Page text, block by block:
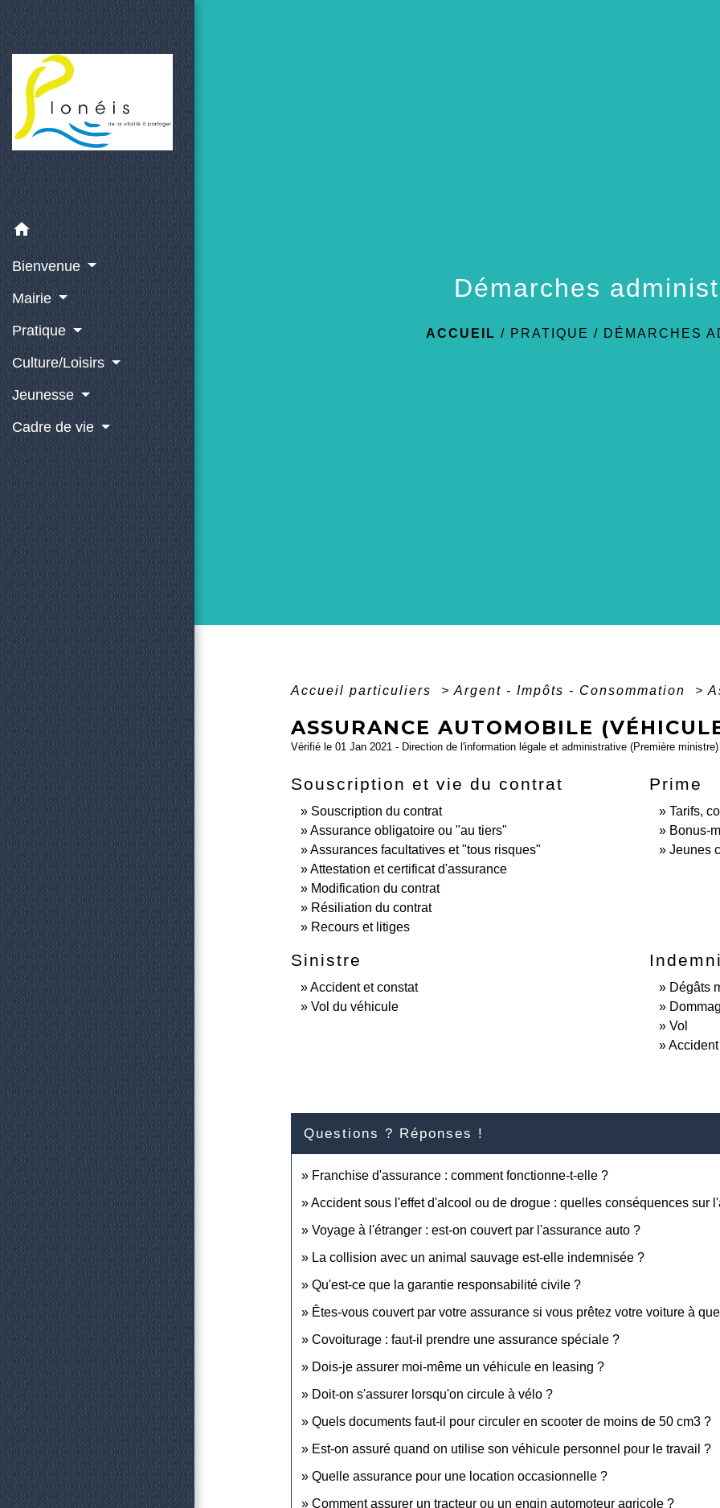
home
Bienvenue
Mairie
Pratique
Culture/Loisirs
Jeunesse
Cadre de vie
Démarches
ACCUEIL / PRATIQUE / DÉMARCHES
Accueil particuliers > Argent - Impôts - Consommation >
ASSURANCE AUTOMOBILE
Vérifié le 01 Jan 2021 - Direction de l'information légale et administrative (Première ministre)
Souscription et vie du contrat
Souscription du contrat
Assurance obligatoire ou "au tiers"
Assurances facultatives et "tous risques"
Attestation et certificat d'assurance
Modification du contrat
Résiliation du contrat
Recours et litiges
Prime
Tarifs,
Bonus-
Jeunes
Sinistre
Accident et constat
Vol du véhicule
Dégâts
Vol
Questions ? Réponses !
Franchise d'assurance : comment fonctionne-t-elle ?
Accident sous l'effet d'alcool ou de drogue : quelles conséquences sur
Voyage à l'étranger : est-on couvert par l'assurance auto ?
La collision avec un animal sauvage est-elle indemnisée ?
Qu'est-ce que la garantie responsabilité civile ?
Êtes-vous couvert par votre assurance si vous prêtez votre voiture à
Covoiturage : faut-il prendre une assurance spéciale ?
Dois-je assurer moi-même un véhicule en leasing ?
Doit-on s'assurer lorsqu'on circule à vélo ?
Quels documents faut-il pour circuler en scooter de moins de 50 cm3 ?
Est-on assuré quand on utilise son véhicule personnel pour le travail ?
Quelle assurance pour une location occasionnelle ?
Comment assurer un tracteur ou un engin automoteur agricole ?